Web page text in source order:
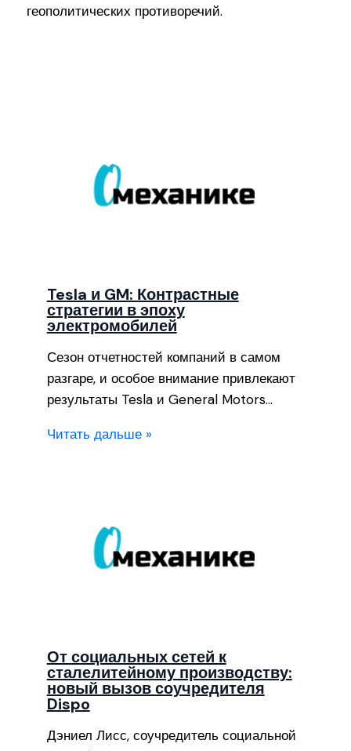
геополитических противоречий.
Tesla и GM: Контрастные
стратегии в эпоху
электромобилей
Сезон отчетностей компаний в самом
разгаре, и особое внимание привлекают
результаты Tesla и General Motors…
Читать дальше »
От социальных сетей к
сталелитейному производству:
новый вызов соучредителя
Dispo
Дэниел Лисс, соучредитель социальной